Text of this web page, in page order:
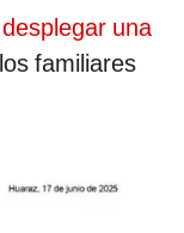
desplegar una
familiares